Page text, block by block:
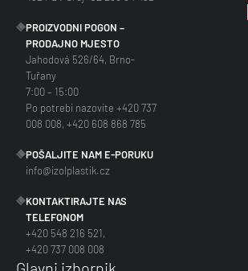
PROIZVODNI POGON –
PRODAJNO MJESTO
Jahodová 526/64, Brno-
Tuřany
7:00 – 15:00
Po potrebi nazovite +420 737
008 008, +420 608 868 785
POŠALJITE NAM E-PORUKU
info@izolplastik.cz
KONTAKTIRAJTE NAS
TELEFONOM
+420 548 216 521,
+420 737 008 008